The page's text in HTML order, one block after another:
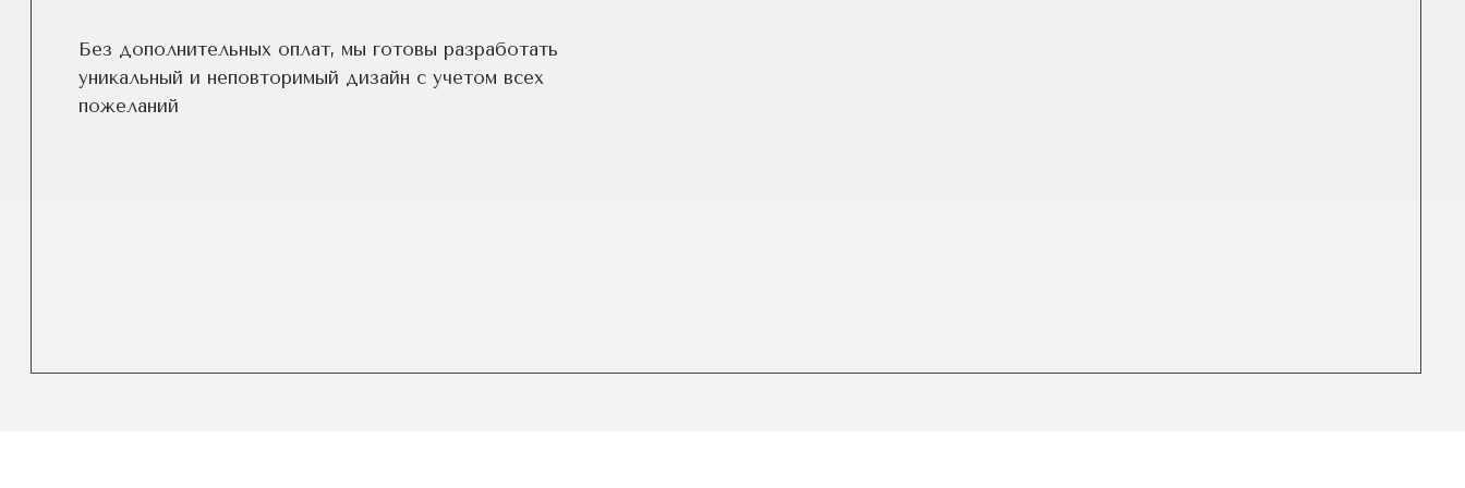
Без дополнительных оплат, мы готовы разработать
уникальный и неповторимый дизайн c учетом всех
пожеланий